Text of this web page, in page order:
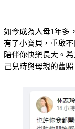
如今成為人母1年多
有了小寶貝，重啟
陪伴你快樂長大。